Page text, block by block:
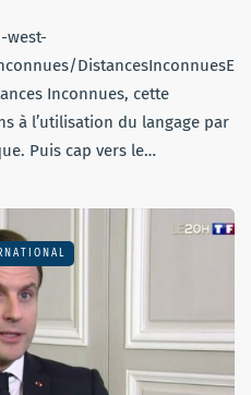
west-
Inconnues, cette
à l’utilisation du langage par
Puis cap vers le…